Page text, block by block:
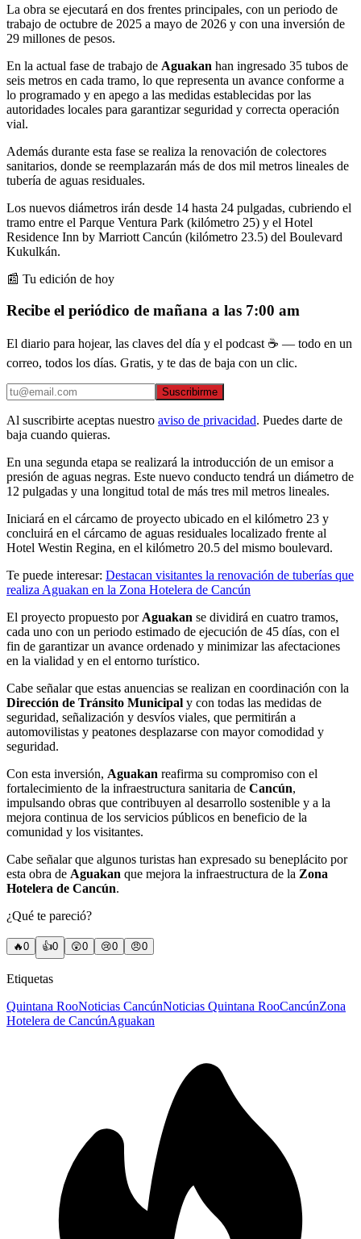
La obra se ejecutará en dos frentes principales, con un periodo de
trabajo de octubre de 2025 a mayo de 2026 y con una inversión de
29 millones de pesos.
En la actual fase de trabajo de Aguakan han ingresado 35 tubos de
seis metros en cada tramo, lo que representa un avance conforme a
lo programado y en apego a las medidas establecidas por las
autoridades locales para garantizar seguridad y correcta operación
vial.
Además durante esta fase se realiza la renovación de colectores
sanitarios, donde se reemplazarán más de dos mil metros lineales de
tubería de aguas residuales.
Los nuevos diámetros irán desde 14 hasta 24 pulgadas, cubriendo el
tramo entre el Parque Ventura Park (kilómetro 25) y el Hotel
Residence Inn by Marriott Cancún (kilómetro 23.5) del Boulevard
Kukulkán.
📰 Tu edición de hoy
Recibe el periódico de mañana a las 7:00 am
El diario para hojear, las claves del día y el podcast ☕ — todo en un
correo, todos los días. Gratis, y te das de baja con un clic.
Suscribirme
Al suscribirte aceptas nuestro aviso de privacidad. Puedes darte de
baja cuando quieras.
En una segunda etapa se realizará la introducción de un emisor a
presión de aguas negras. Este nuevo conducto tendrá un diámetro de
12 pulgadas y una longitud total de más tres mil metros lineales.
Iniciará en el cárcamo de proyecto ubicado en el kilómetro 23 y
concluirá en el cárcamo de aguas residuales localizado frente al
Hotel Westin Regina, en el kilómetro 20.5 del mismo boulevard.
Te puede interesar: Destacan visitantes la renovación de tuberías que
realiza Aguakan en la Zona Hotelera de Cancún
El proyecto propuesto por Aguakan se dividirá en cuatro tramos,
cada uno con un periodo estimado de ejecución de 45 días, con el
fin de garantizar un avance ordenado y minimizar las afectaciones
en la vialidad y en el entorno turístico.
Cabe señalar que estas anuencias se realizan en coordinación con la
Dirección de Tránsito Municipal y con todas las medidas de
seguridad, señalización y desvíos viales, que permitirán a
automovilistas y peatones desplazarse con mayor comodidad y
seguridad.
Con esta inversión, Aguakan reafirma su compromiso con el
fortalecimiento de la infraestructura sanitaria de Cancún,
impulsando obras que contribuyen al desarrollo sostenible y a la
mejora continua de los servicios públicos en beneficio de la
comunidad y los visitantes.
Cabe señalar que algunos turistas han expresado su beneplácito por
esta obra de Aguakan que mejora la infraestructura de la Zona
Hotelera de Cancún.
¿Qué te pareció?
🔥0 👍0 😲0 😢0 😠0
Etiquetas
Quintana RooNoticias CancúnNoticias Quintana RooCancúnZona
Hotelera de CancúnAguakan